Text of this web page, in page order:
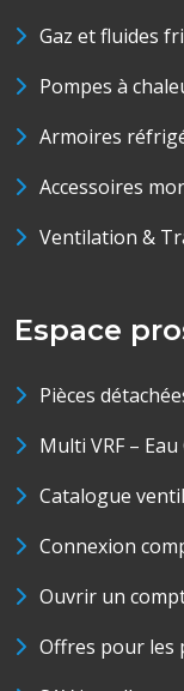
Gaz et fluides
Pompes à
Armoires
Accessoires
Ventilation &
Espace
Pièces
Multi VRF – Eau
Catalogue
Connexion
Ouvrir un
Offres pour les